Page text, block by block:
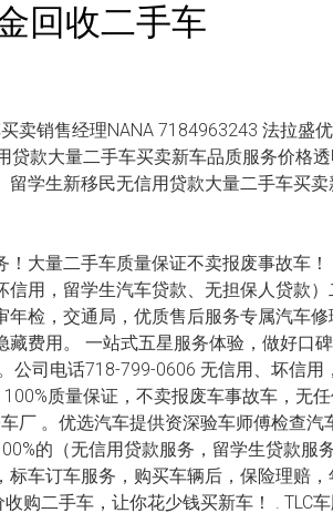
回收二手车
卖销售经理NANA 7184963243 法拉盛
贷款大量二手车买卖新车品质服务价格
学生新移民无信用贷款大量二手车买
大量二手车质量保证不卖报废事故车
用，留学生汽车贷款、无担保人贷款
检，交通局，优质售后服务专属汽车
费用。 一站式五星服务体验，做好口
公司电话718-799-0606 无信用、坏信用
质量保证，不卖报废车事故车，无任
厂 。优选汽车提供资深验车师傅检查汽
的（无信用贷款服务，留学生贷款服
车订车服务，购买车辆后，保险理赔，
购二手车，让你花少钱买新车！ . TLC